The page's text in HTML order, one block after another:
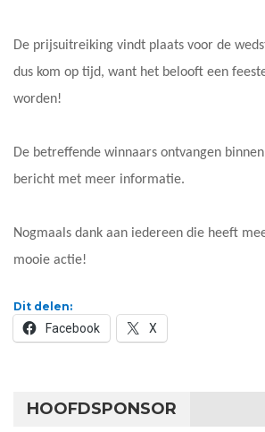
De prijsuitreiking vindt plaats voor de
dus kom op tijd, want het belooft een
worden!
De betreffende winnaars ontvangen
bericht met meer informatie.
Nogmaals dank aan iedereen die heeft
mooie actie!
Dit delen:
Facebook X
HOOFDSPONSOR